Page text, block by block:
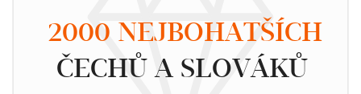
2000 NEJBOHATŠÍCH
ČECHŮ A SLOVÁKŮ